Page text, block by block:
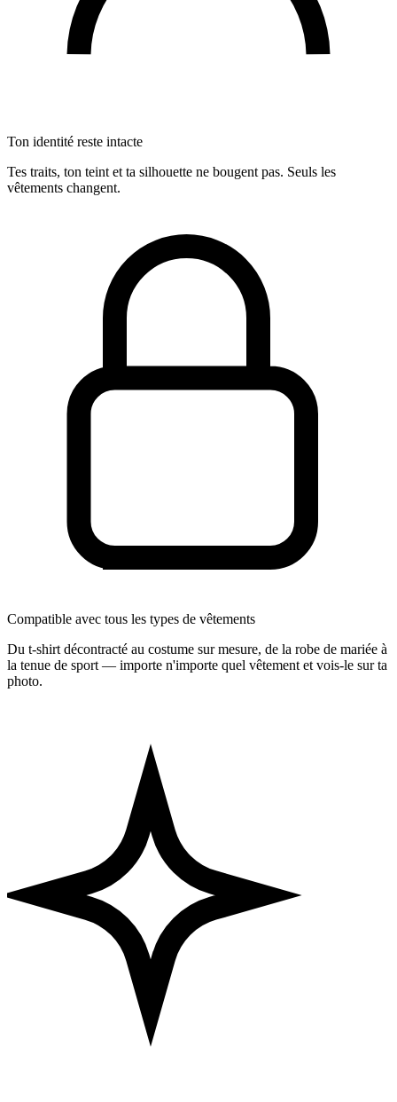
Ton identité reste intacte
Tes traits, ton teint et ta silhouette ne bougent pas. Seuls les
vêtements changent.
Compatible avec tous les types de vêtements
Du t-shirt décontracté au costume sur mesure, de la robe de mariée à
la tenue de sport — importe n'importe quel vêtement et vois-le sur ta
photo.